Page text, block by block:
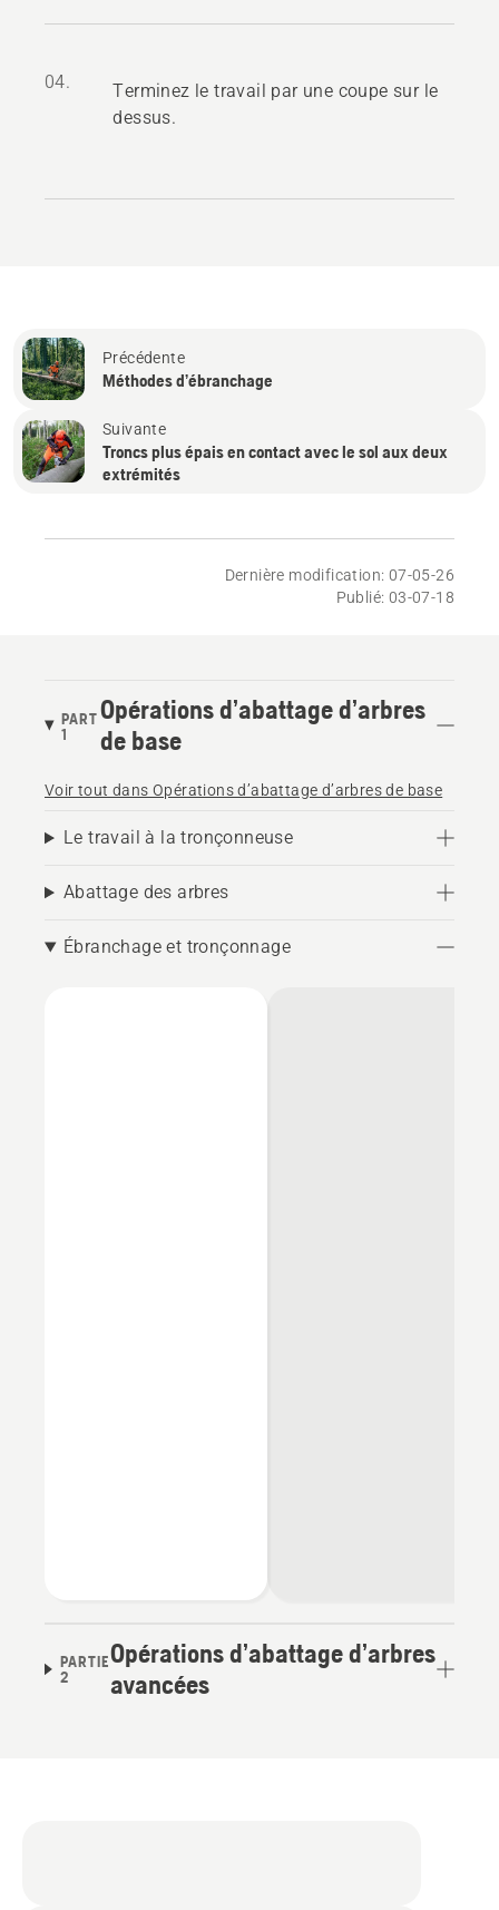
04.
Terminez le travail par une coupe sur le
dessus.
Précédente
Méthodes d’ébranchage
Suivante
Troncs plus épais en contact avec le sol aux deux
extrémités
Dernière modification: 07-05-26
Publié: 03-07-18
PART
1
Opérations d’abattage d’arbres
de base
Voir tout dans Opérations d’abattage d’arbres de base
Le travail à la tronçonneuse
Abattage des arbres
Ébranchage et tronçonnage
PARTIE
2
Opérations d’abattage d’arbres
avancées